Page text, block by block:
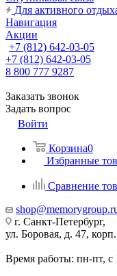
Для активного
Навигация
Акции
+7 (812) 642-03-05
+7 (812) 642-03-05
8 800 777 9287
Заказать звонок
Задать вопрос
Войти
Корзина0
Избранные
Сравнение
г. Санкт-Петербург,
ул. Боровая, д. 47,
Время работы: пн-пт, с